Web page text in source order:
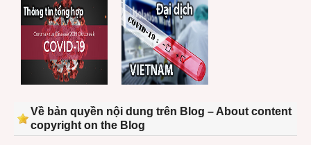
Về bản quyền nội dung trên Blog – About content
copyright on the Blog